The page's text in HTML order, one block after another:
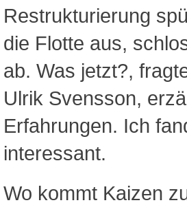
Restrukturierung
die Flotte aus,
ab. Was jetzt?,
Ulrik Svensson,
Erfahrungen. Ich
interessant.
Wo kommt Kaizen